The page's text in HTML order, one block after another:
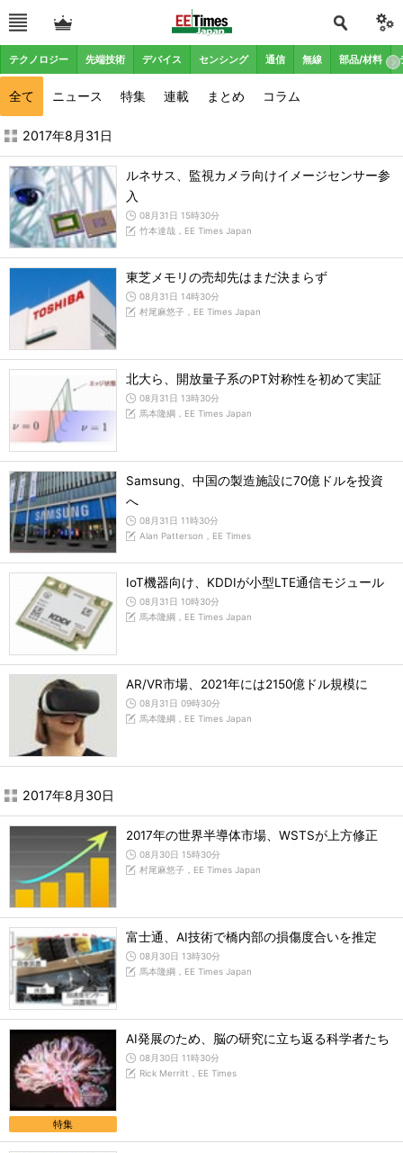
テクノロジー 先端技術 デバイス センシング 通信 無線 部品/材料
全て ニュース 特集 連載 まとめ コラム
2017年8月の記事一覧 - EE Times Japan
2017年8月31日
ルネサス、監視カメラ向けイメージセンサー参
入
08月31日 15時30分
竹本達哉，EE Times Japan
東芝メモリの売却先はまだ決まらず
08月31日 14時30分
村尾麻悠子，EE Times Japan
北大ら、開放量子系のPT対称性を初めて実証
08月31日 13時30分
馬本隆綱，EE Times Japan
Samsung、中国の製造施設に70億ドルを投資
へ
08月31日 11時30分
Alan Patterson，EE Times
IoT機器向け、KDDIが小型LTE通信モジュール
08月31日 10時30分
馬本隆綱，EE Times Japan
AR/VR市場、2021年には2150億ドル規模に
08月31日 09時30分
馬本隆綱，EE Times Japan
2017年8月30日
2017年の世界半導体市場、WSTSが上方修正
08月30日 15時30分
村尾麻悠子，EE Times Japan
富士通、AI技術で橋内部の損傷度合いを推定
08月30日 13時30分
馬本隆綱，EE Times Japan
特集
AI発展のため、脳の研究に立ち返る科学者たち
08月30日 11時30分
Rick Merritt，EE Times